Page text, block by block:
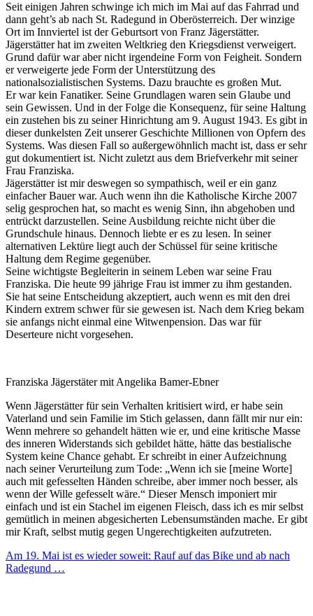
Seit einigen Jahren schwinge ich mich im Mai auf das Fahrrad und
dann geht’s ab nach St. Radegund in Oberösterreich. Der winzige
Ort im Innviertel ist der Geburtsort von Franz Jägerstätter.
Jägerstätter hat im zweiten Weltkrieg den Kriegsdienst verweigert.
Grund dafür war aber nicht irgendeine Form von Feigheit. Sondern
er verweigerte jede Form der Unterstützung des
nationalsozialistischen Systems. Dazu brauchte es großen Mut.
Er war kein Fanatiker. Seine Grundlagen waren sein Glaube und
sein Gewissen. Und in der Folge die Konsequenz, für seine Haltung
ein zustehen bis zu seiner Hinrichtung am 9. August 1943. Es gibt in
dieser dunkelsten Zeit unserer Geschichte Millionen von Opfern des
Systems. Was diesen Fall so außergewöhnlich macht ist, dass er sehr
gut dokumentiert ist. Nicht zuletzt aus dem Briefverkehr mit seiner
Frau Franziska.
Jägerstätter ist mir deswegen so sympathisch, weil er ein ganz
einfacher Bauer war. Auch wenn ihn die Katholische Kirche 2007
selig gesprochen hat, so macht es wenig Sinn, ihn abgehoben und
entrückt darzustellen. Seine Ausbildung reichte nicht über die
Grundschule hinaus. Dennoch liebte er es zu lesen. In seiner
alternativen Lektüre liegt auch der Schüssel für seine kritische
Haltung dem Regime gegenüber.
Seine wichtigste Begleiterin in seinem Leben war seine Frau
Franziska. Die heute 99 jährige Frau ist immer zu ihm gestanden.
Sie hat seine Entscheidung akzeptiert, auch wenn es mit den drei
Kindern extrem schwer für sie gewesen ist. Nach dem Krieg bekam
sie anfangs nicht einmal eine Witwenpension. Das war für
Deserteure nicht vorgesehen.
Franziska Jägerstäter mit Angelika Bamer-Ebner
Wenn Jägerstätter für sein Verhalten kritisiert wird, er habe sein
Vaterland und sein Familie im Stich gelassen, dann fällt mir nur ein:
Wenn mehrere so gehandelt hätten wie er, und eine kritische Masse
des inneren Widerstands sich gebildet hätte, hätte das bestialische
System keine Chance gehabt. Er schreibt in einer Aufzeichnung
nach seiner Verurteilung zum Tode: „Wenn ich sie [meine Worte]
auch mit gefesselten Händen schreibe, aber immer noch besser, als
wenn der Wille gefesselt wäre.“ Dieser Mensch imponiert mir
einfach und ist ein Stachel im eigenen Fleisch, dass ich es mir selbst
gemütlich in meinen abgesicherten Lebensumständen mache. Er gibt
mir Kraft, selbst mutig gegen Ungerechtigkeiten aufzutreten.
Am 19. Mai ist es wieder soweit: Rauf auf das Bike und ab nach
Radegund …